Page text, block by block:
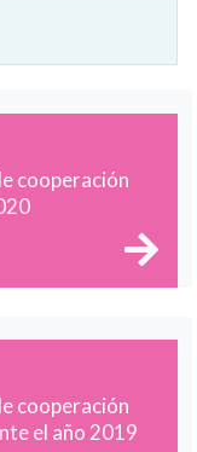
cooperación
cooperación
el año 2019